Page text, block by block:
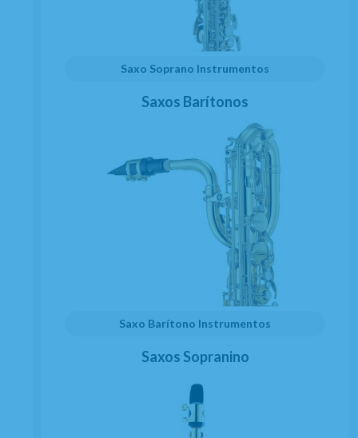
Saxo Soprano Instrumentos
Saxos Barítonos
Saxo Barítono Instrumentos
Saxos Sopranino